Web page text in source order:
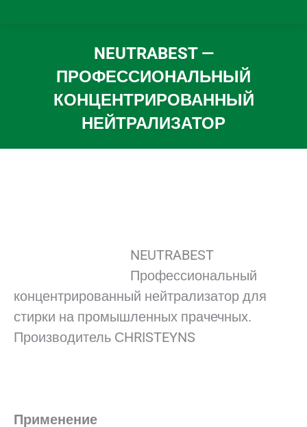
NEUTRABEST —
ПРОФЕССИОНАЛЬНЫЙ
КОНЦЕНТРИРОВАННЫЙ
НЕЙТРАЛИЗАТОР
Вы здесь:
NEUTRABEST
Профессиональный
концентрированный нейтрализатор для
стирки на промышленных прачечных.
Производитель СHRISTEYNS
Применение